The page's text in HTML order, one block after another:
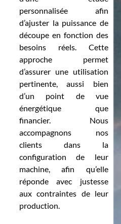
personnalisée afin
d’ajuster la puissance de
découpe en fonction des
besoins réels. Cette
approche permet
d’assurer une utilisation
pertinente, aussi bien
d’un point de vue
énergétique que
financier. Nous
accompagnons nos
clients dans la
configuration de leur
machine, afin qu’elle
réponde avec justesse
aux contraintes de leur
production.